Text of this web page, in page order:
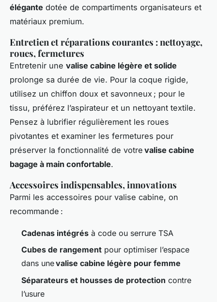
élégante dotée de compartiments organisateurs et
matériaux premium.
Entretien et réparations courantes : nettoyage,
roues, fermetures
Entretenir une valise cabine légère et solide
prolonge sa durée de vie. Pour la coque rigide,
utilisez un chiffon doux et savonneux ; pour le
tissu, préférez l’aspirateur et un nettoyant textile.
Pensez à lubrifier régulièrement les roues
pivotantes et examiner les fermetures pour
préserver la fonctionnalité de votre valise cabine
bagage à main confortable.
Accessoires indispensables, innovations
Parmi les accessoires pour valise cabine, on
recommande :
Cadenas intégrés à code ou serrure TSA
Cubes de rangement pour optimiser l’espace
dans unevalise cabine légère pour femme
Séparateurs et housses de protection contre
l’usure